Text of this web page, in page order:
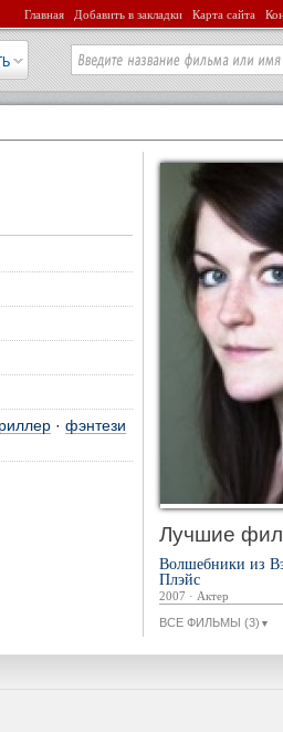
Главная Добавить в закладки Карта сайта
· фэнтези
Лучшие
Волшебники из
Плэйс
2007 · Актер
ВСЕ ФИЛЬМЫ (3) ▼